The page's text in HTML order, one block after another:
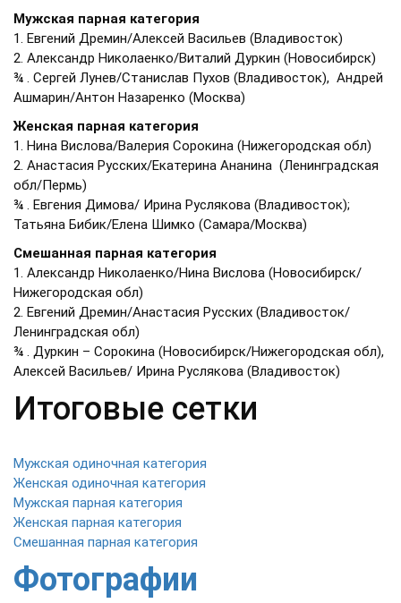
Мужская парная категория
1. Евгений Дремин/Алексей Васильев (Владивосток)
2. Александр Николаенко/Виталий Дуркин (Новосибирск)
¾ . Сергей Лунев/Станислав Пухов (Владивосток), Андрей
Ашмарин/Антон Назаренко (Москва)
Женская парная категория
1. Нина Вислова/Валерия Сорокина (Нижегородская обл)
2. Анастасия Русских/Екатерина Ананина (Ленинградская
обл/Пермь)
¾ . Евгения Димова/ Ирина Руслякова (Владивосток);
Татьяна Бибик/Елена Шимко (Самара/Москва)
Смешанная парная категория
1. Александр Николаенко/Нина Вислова (Новосибирск/
Нижегородская обл)
2. Евгений Дремин/Анастасия Русских (Владивосток/
Ленинградская обл)
¾ . Дуркин – Сорокина (Новосибирск/Нижегородская обл),
Алексей Васильев/ Ирина Руслякова (Владивосток)
Итоговые сетки
Мужская одиночная категория
Женская одиночная категория
Мужская парная категория
Женская парная категория
Смешанная парная категория
Фотографии